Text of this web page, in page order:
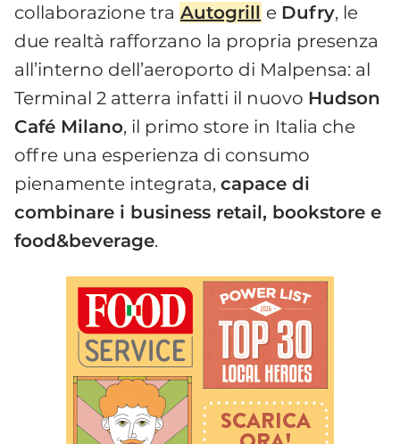
collaborazione tra Autogrill e Dufry, le
due realtà rafforzano la propria presenza
all’interno dell’aeroporto di Malpensa: al
Terminal 2 atterra infatti il nuovo Hudson
Café Milano, il primo store in Italia che
offre una esperienza di consumo
pienamente integrata, capace di
combinare i business retail, bookstore e
food&beverage.